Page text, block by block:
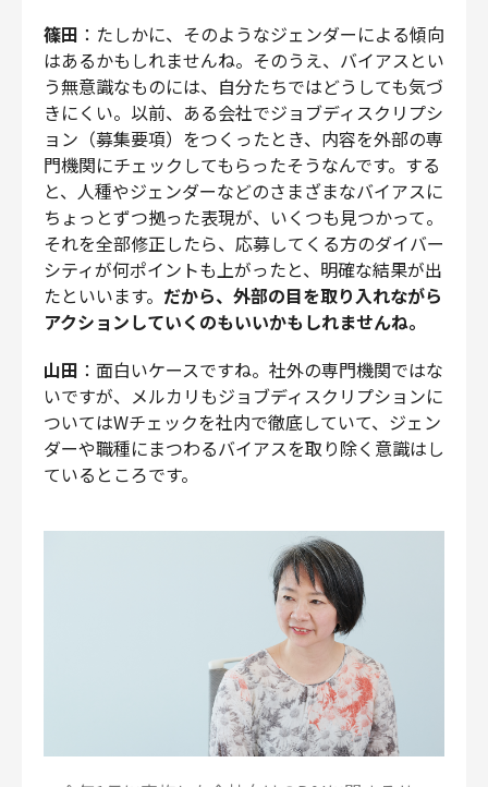
篠田 ：たしかに、そのようなジェンダーによる傾向
はあるかもしれませんね。そのうえ、バイアスとい
う無意識なものには、自分たちではどうしても気づ
きにくい。以前、ある会社でジョブディスクリプシ
ョン（募集要項）をつくったとき、内容を外部の専
門機関にチェックしてもらったそうなんです。する
と、人種やジェンダーなどのさまざまなバイアスに
ちょっとずつ拠った表現が、いくつも見つかって。
それを全部修正したら、応募してくる方のダイバー
シティが何ポイントも上がったと、明確な結果が出
たといいます。 だから、外部の目を取り入れながら
アクションしていくのもいいかもしれませんね。
山田 ：面白いケースですね。社外の専門機関ではな
いですが、メルカリもジョブディスクリプションに
ついてはWチェックを社内で徹底していて、ジェン
ダーや職種にまつわるバイアスを取り除く意識はし
ているところです。